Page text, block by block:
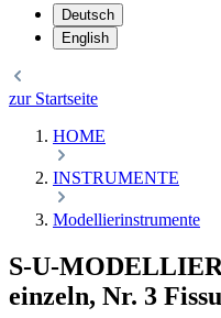
Deutsch
English
zur Startseite
HOME
INSTRUMENTE
Modellierinstrumente
S-U-
einzeln, Nr. 3